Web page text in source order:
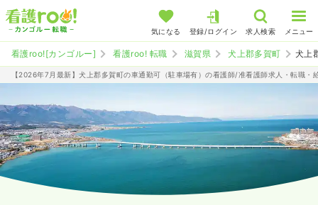
気になる 登録/ログイン 求人検索 メニュー
看護roo![カンゴルー] 看護roo! 転職 滋賀県 犬上郡多賀町 犬上
【2026年7月最新】犬上郡多賀町の車通勤可（駐車場有）の看護師/准看護師求人・転職・